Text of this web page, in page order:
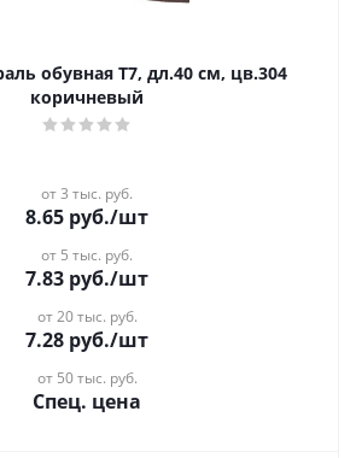
обувная Т7, дл.40 см, цв.304
коричневый
от 3 тыс. руб.
8.65 руб./шт
от 5 тыс. руб.
7.83 руб./шт
от 20 тыс. руб.
7.28 руб./шт
от 50 тыс. руб.
Спец. цена